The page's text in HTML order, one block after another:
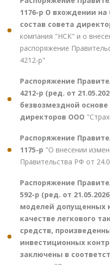
1176-р О вхождении на
состав совета
компания "НСК" и о
распоряжение
4212-р"
Распоряжение
4212-р (ред. от
безвозмездной основе
директоров ООО
Распоряжение
1175-р "О внесении
Правительства РФ от
Распоряжение
592-р (ред. от
моделей допущенных
качестве легкового
средств,
инвестиционных
заключены в